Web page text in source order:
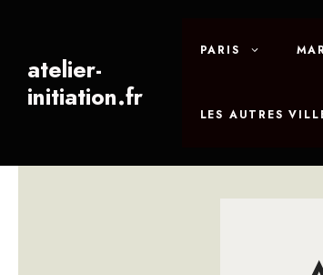
contenuatelier-
initiation.fr
PARIS
LES AUTRES